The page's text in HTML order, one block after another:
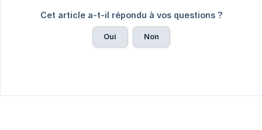
Cet article a-t-il répondu à vos questions ?
Oui Non